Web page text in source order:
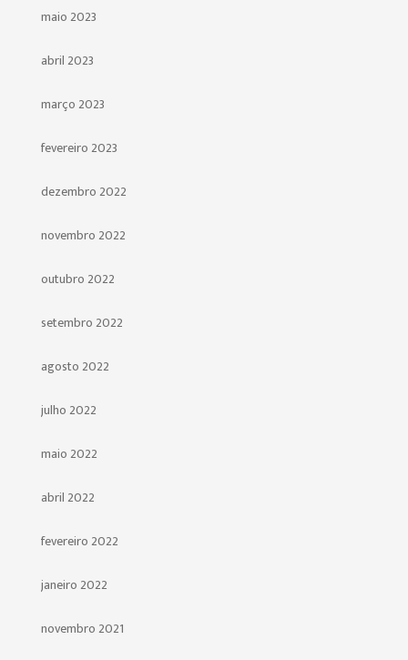
maio 2023
abril 2023
março 2023
fevereiro 2023
dezembro 2022
novembro 2022
outubro 2022
setembro 2022
agosto 2022
julho 2022
maio 2022
abril 2022
fevereiro 2022
janeiro 2022
novembro 2021